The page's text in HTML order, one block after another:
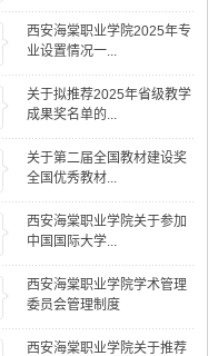
西安海棠职业学院2025年专
业设置情况一...
关于拟推荐2025年省级教学
成果奖名单的...
关于第二届全国教材建设奖
全国优秀教材...
西安海棠职业学院关于参加
中国国际大学...
西安海棠职业学院学术管理
委员会管理制度
西安海棠职业学院关于推荐